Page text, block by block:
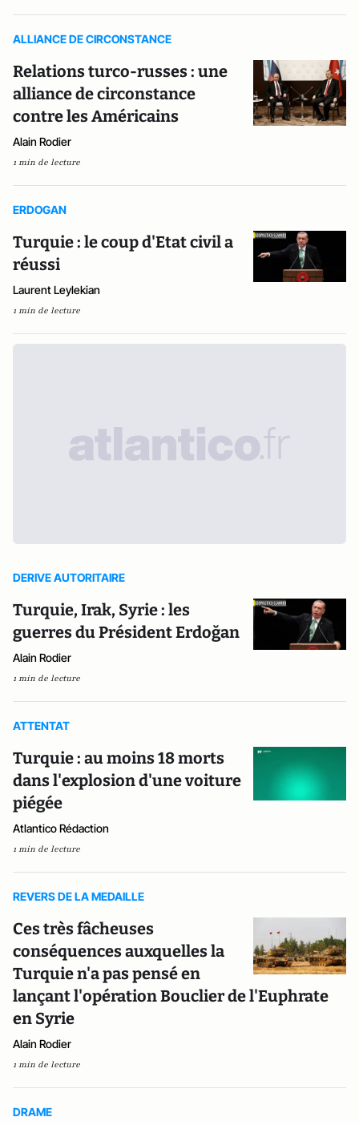
ALLIANCE DE CIRCONSTANCE
Relations turco-russes : une
alliance de circonstance
contre les Américains
Alain Rodier
1 min de lecture
ERDOGAN
Turquie : le coup d'Etat civil a
réussi
Laurent Leylekian
1 min de lecture
DERIVE AUTORITAIRE
Turquie, Irak, Syrie : les
guerres du Président Erdoğan
Alain Rodier
1 min de lecture
ATTENTAT
Turquie : au moins 18 morts
dans l'explosion d'une voiture
piégée
Atlantico Rédaction
1 min de lecture
REVERS DE LA MEDAILLE
Ces très fâcheuses
conséquences auxquelles la
Turquie n'a pas pensé en
lançant l'opération Bouclier de l'Euphrate
en Syrie
Alain Rodier
1 min de lecture
DRAME